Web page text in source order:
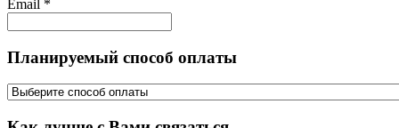
Email *
Планируемый способ оплаты